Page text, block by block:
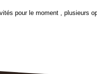
pour le moment , plusieurs